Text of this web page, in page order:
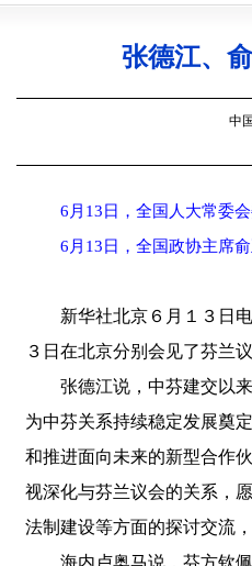
张德江、
中
6月13日，全国人大常委
6月13日，全国政协主席
新华社北京６月１３日
３日在北京分别会见了芬兰
张德江说，中芬建交以
为中芬关系持续稳定发展奠
和推进面向未来的新型合作
视深化与芬兰议会的关系，
法制建设等方面的探讨交流
海内卢奥马说，芬方钦